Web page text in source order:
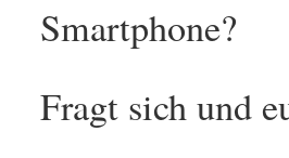
Smartphone?
Fragt sich und